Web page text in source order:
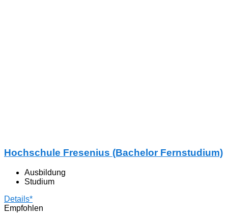
Hochschule Fresenius (Bachelor Fernstudium)
Ausbildung
Studium
Details*
Empfohlen